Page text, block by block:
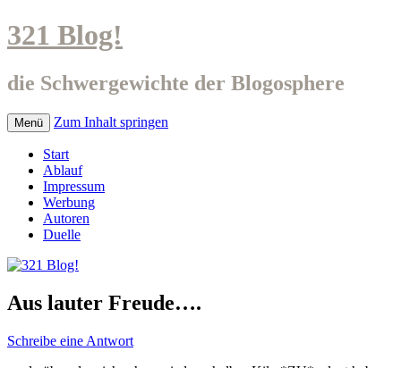
321 Blog!
die Schwergewichte der Blogosphere
Menü Zum Inhalt springen
Start
Ablauf
Impressum
Werbung
Autoren
Duelle
Aus lauter Freude….
Schreibe eine Antwort